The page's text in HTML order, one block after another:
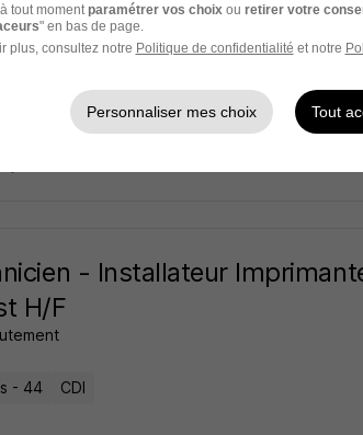
Itinérant SAV et
CDI
- Installateur
H/F
- 44 CDI
tout moment paramétrer vos choix ou retirer votre
" en bas de page.
plus, consultez notre Politique de confidentialité et notre
Personnaliser mes choix Tout